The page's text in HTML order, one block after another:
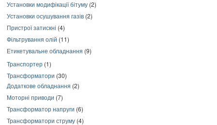
Установки модифікації бітуму (2)
Установки осушування газів (2)
Пристрої затискні (4)
Фільтрування олій (11)
Етикетувальне обладнання (9)
Транспортер (1)
Трансформатори (30)
Додаткове обладнання (2)
Моторні приводи (7)
Трансформатор напруги (6)
Трансформатори струму (4)